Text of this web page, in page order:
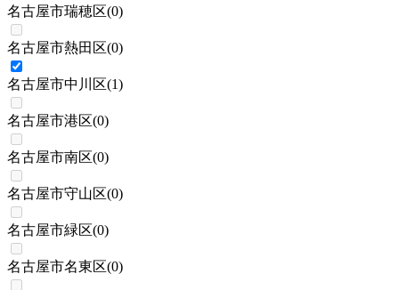
名古屋市瑞穂区(0)
名古屋市熱田区(0)
名古屋市中川区(1)
名古屋市港区(0)
名古屋市南区(0)
名古屋市守山区(0)
名古屋市緑区(0)
名古屋市名東区(0)